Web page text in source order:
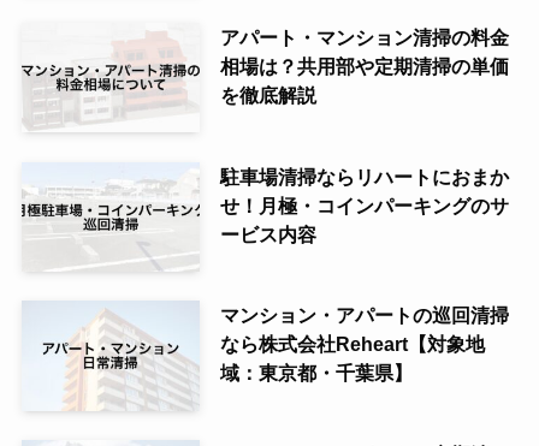
アパート・マンション清掃の料金
相場は？共用部や定期清掃の単価
を徹底解説
駐車場清掃ならリハートにおまか
せ！月極・コインパーキングのサ
ービス内容
マンション・アパートの巡回清掃
なら株式会社Reheart【対象地
域：東京都・千葉県】